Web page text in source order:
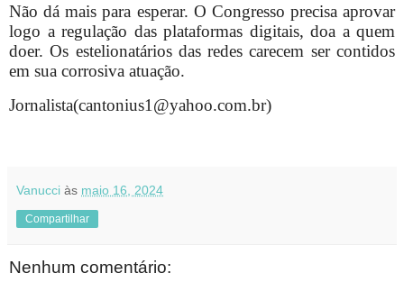
Não dá mais para esperar. O Congresso precisa aprovar
logo a regulação das plataformas digitais, doa a quem
doer. Os estelionatários das redes carecem ser contidos
em sua corrosiva atuação.
Jornalista(cantonius1@yahoo.com.br)
Vanucci às maio 16, 2024
Compartilhar
Nenhum comentário: